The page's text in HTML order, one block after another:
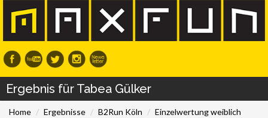
Ergebnis für Tabea Gülker
Home Ergebnisse B2Run Köln
Einzelwertung weiblich